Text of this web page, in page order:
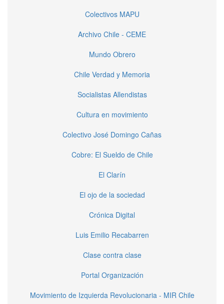
Colectivos MAPU
Archivo Chile - CEME
Mundo Obrero
Chile Verdad y Memoria
Socialistas Allendistas
Cultura en movimiento
Colectivo José Domingo Cañas
Cobre: El Sueldo de Chile
El Clarín
El ojo de la sociedad
Crónica Digital
Luis Emilio Recabarren
Clase contra clase
Portal Organización
Movimiento de Izquierda Revolucionaria - MIR Chile